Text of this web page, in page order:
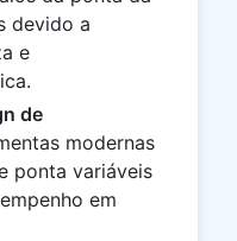
devido a
e
de
modernas
ponta variáveis
em